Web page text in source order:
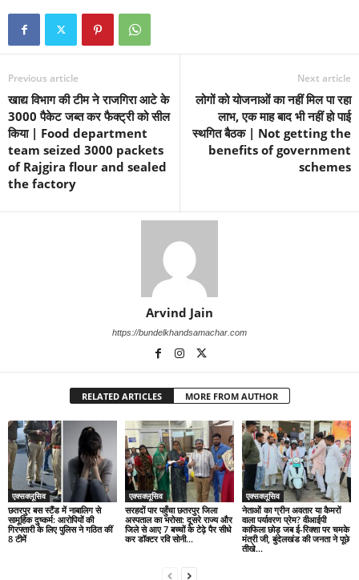
Previous article
खाद्य विभाग की टीम ने राजगिरा आटे के
3000 पैकेट जब्त कर फैक्ट्री को सील
किया | Food department
team seized 3000 packets
of Rajgira flour and sealed
the factory
Next article
लोगों को योजनाओं का नहीं मिल पा रहा
लाभ, एक माह बाद भी नहीं हो पाई
स्थगित बैठक | Not getting the
benefits of government
schemes
Arvind Jain
https://bundelkhandsamachar.com
RELATED ARTICLES MORE FROM AUTHOR
एक्सक्लूसिव
छतरपुर बस स्टैंड में नाबालिग से
सामूहिक दुष्कर्म: आरोपियों की
गिरफ्तारी के लिए पुलिस ने गठित कीं
8 टीमें
एक्सक्लूसिव
सरहदों पार पहुँचा छतरपुर जिला
अस्पताल का भरोसा: दूसरे राज्य और
जिले से आए 7 बच्चों के टेढ़े पैर सीधे
कर डॉक्टर रवि सोनी...
एक्सक्लूसिव
नेताओं का ग्रीन अवतार या कैमरों
वाला पर्यावरण प्रेम? वीआईपी
काफिला छोड़ जब ई-रिक्शा पर चमके
मंत्री जी, बुंदेलखंड की जनता ने पूछे
तीखे...